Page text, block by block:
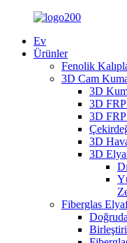
Ev
Ürünler
Fenolik
3D Cam
3D
3D FRP
3D
3D
3D
Fiberglas